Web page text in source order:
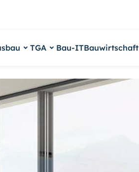
TGA Bau-ITBauwirtschaft